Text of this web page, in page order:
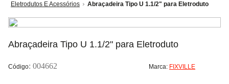
Eletrodutos E Acessórios
Abraçadeira Tipo U 1.1/2" para Eletroduto
Abraçadeira Tipo U 1.1/2" para Eletroduto
: 004662 Marca: FIXVILLE
2º luminaria
3º tomada